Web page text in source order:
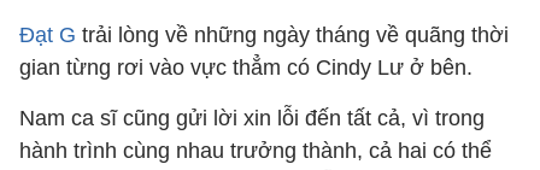
Đạt G trải lòng về những ngày tháng về quãng thời
gian từng rơi vào vực thẳm có Cindy Lư ở bên.
Nam ca sĩ cũng gửi lời xin lỗi đến tất cả, vì trong
hành trình cùng nhau trưởng thành, cả hai có thể